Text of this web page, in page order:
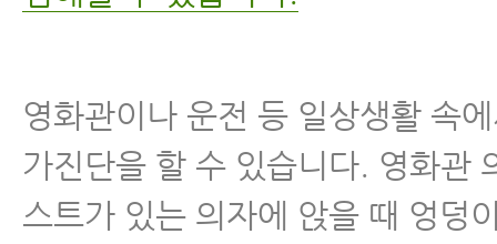
영화관이나 운전 등 일상생활 속
가진단을 할 수 있습니다. 영화관
스트가 있는 의자에 앉을 때 엉덩